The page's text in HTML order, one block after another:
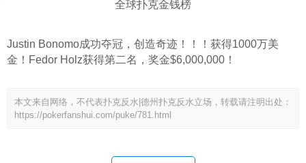
Justin Bonomo成功夺冠，创造奇迹！！！获得1000万美
金！Fedor Holz获得第二名，奖金$6,000,000！
本文来自网络，不代表扑克反水|德州扑克反水立场，转载请注明出处：
https://pokerfanshui.com/puke/781.html